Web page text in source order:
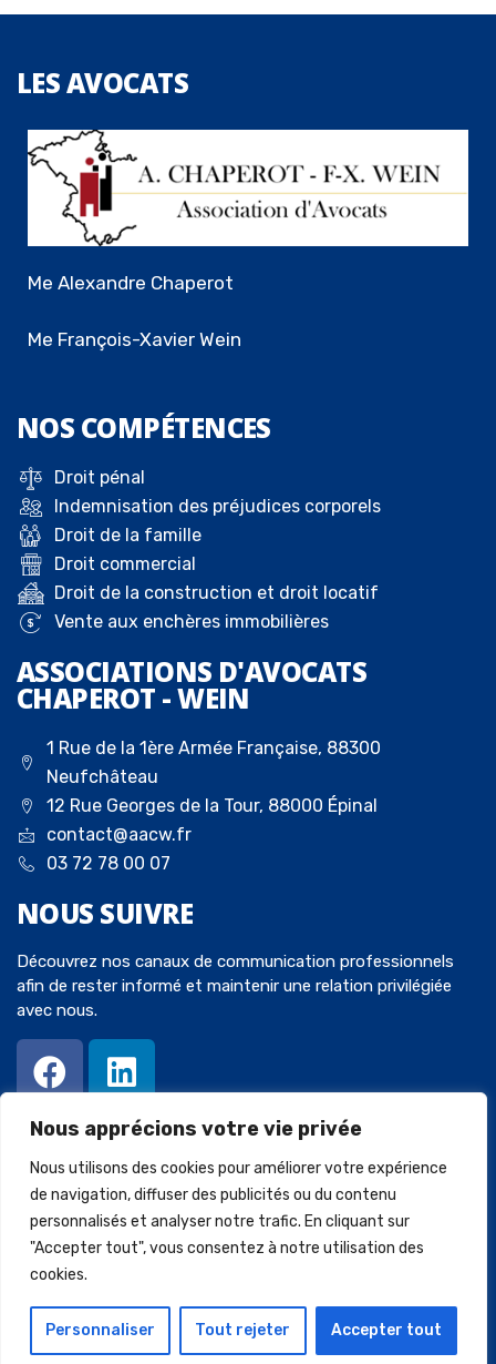
Nous apprécions votre vie privée
Nous utilisons des cookies pour améliorer votre expérience
de navigation, diffuser des publicités ou du contenu
personnalisés et analyser notre trafic. En cliquant sur
"Accepter tout", vous consentez à notre utilisation des
cookies.
Personnaliser Tout rejeter Accepter tout
LESAVOCATS
Me Alexandre Chaperot
Me François-Xavier Wein
NOS COMPÉTENCES
Droit pénal
Indemnisation des préjudices corporels
Droit de la famille
Droit commercial
Droit de la construction et droit locatif
Vente aux enchères immobilières
ASSOCIATIONS D'AVOCATS
CHAPEROT - WEIN
1 Rue de la 1ère Armée Française, 88300
Neufchâteau
12 Rue Georges de la Tour, 88000 Épinal
contact@aacw.fr
03 72 78 00 07
NOUS SUIVRE
Découvrez nos canaux de communication professionnels
afin de rester informé et maintenir une relation privilégiée
avec nous.
© 2023 Avocats-Chaperot-Wein. Tous droits réservés. Créé par